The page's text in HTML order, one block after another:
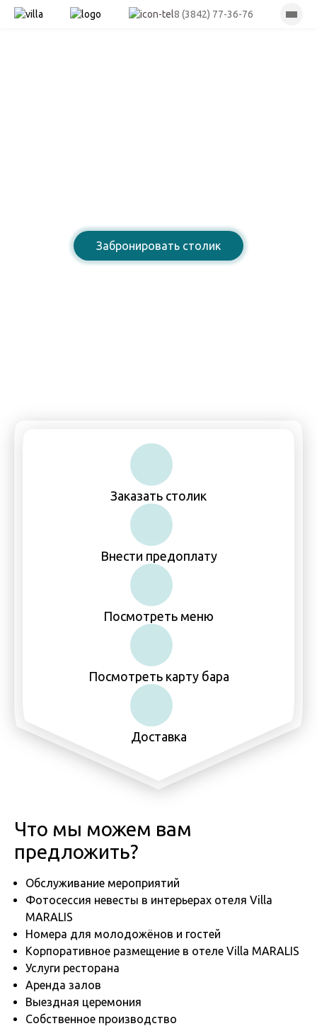
8 (3842) 77-36-76
Забронировать столик
Заказать столик
Внести предоплату
Посмотреть меню
Посмотреть карту бара
Доставка
Что мы можем вам
предложить?
Обслуживание мероприятий
Фотосессия невесты в интерьерах отеля Villa
MARALIS
Номера для молодожёнов и гостей
Корпоративное размещение в отеле Villa MARALIS
Услуги ресторана
Аренда залов
Выездная церемония
Собственное производство